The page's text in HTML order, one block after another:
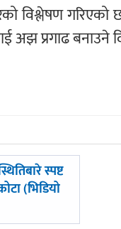
विश्लेषण
प्रगाढ बनाउने
स्पष्ट
(भिडियो